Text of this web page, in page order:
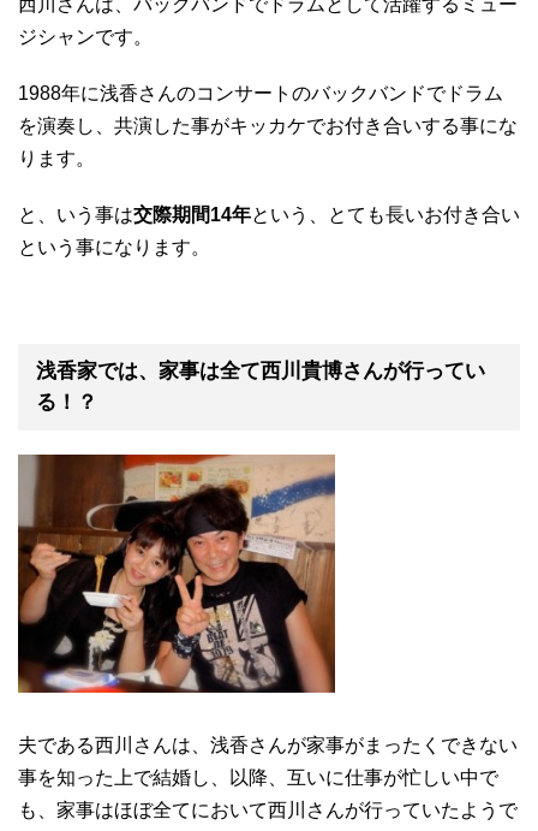
西川さんは、バックバンドでドラムとして活躍するミュー
ジシャンです。
1988年に浅香さんのコンサートのバックバンドでドラム
を演奏し、共演した事がキッカケでお付き合いする事にな
ります。
と、いう事は交際期間14年という、とても長いお付き合い
という事になります。
浅香家では、家事は全て西川貴博さんが行ってい
る！？
夫である西川さんは、浅香さんが家事がまったくできない
事を知った上で結婚し、以降、互いに仕事が忙しい中で
も、家事はほぼ全てにおいて西川さんが行っていたようで